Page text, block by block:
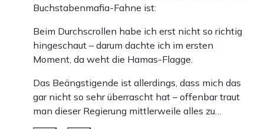
Buchstabenmafia-Fahne ist:
Beim Durchscrollen habe ich erst nicht so richtig
hingeschaut – darum dachte ich im ersten
Moment, da weht die Hamas-Flagge.
Das Beängstigende ist allerdings, dass mich das
gar nicht so sehr überrascht hat – offenbar traut
man dieser Regierung mittlerweile alles zu…